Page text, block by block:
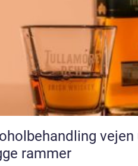
vejen ud af afhængighed i
rammer